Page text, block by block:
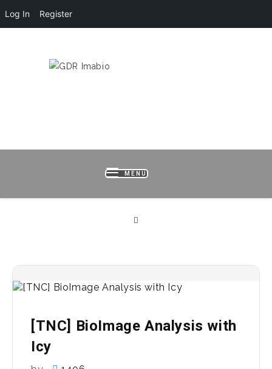
Log In Register
MENU
[TNC] BioImage Analysis with
Icy